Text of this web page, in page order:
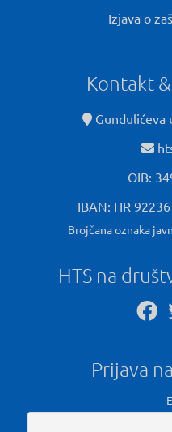
Izjava o
Kontakt
Gundulićeva
OIB:
IBAN: HR
Brojčana oznaka
HTS na
Prijava